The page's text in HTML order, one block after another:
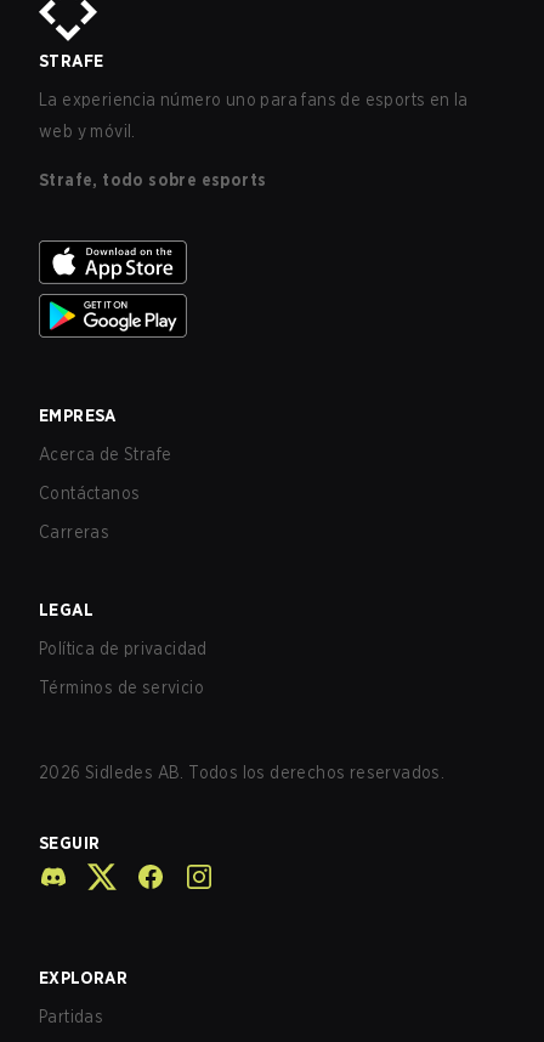
STRAFE
La experiencia número uno para fans de esports en la
web y móvil.
Strafe, todo sobre esports
EMPRESA
Acerca de Strafe
Contáctanos
Carreras
LEGAL
Política de privacidad
Términos de servicio
2026 Sidledes AB. Todos los derechos reservados.
SEGUIR
EXPLORAR
Partidas